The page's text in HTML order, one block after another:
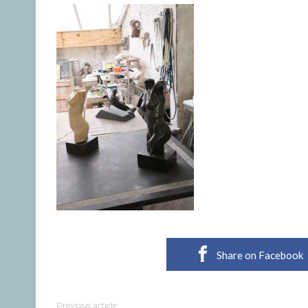
Share on Facebook
Previous article